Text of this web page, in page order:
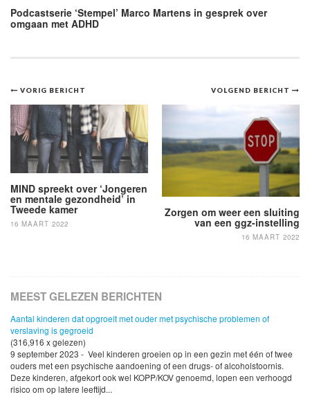
Podcastserie ‘Stempel’ Marco Martens in gesprek over
omgaan met ADHD
Bericht
navigatie
VOLGEND BERICHT
Zorgen om weer een sluiting
van een ggz-instelling
16 MAART 2022
VORIG BERICHT
MIND spreekt over ‘Jongeren
en mentale gezondheid’ in
Tweede kamer
16 MAART 2022
MEEST GELEZEN BERICHTEN
Aantal kinderen dat opgroeit met ouder met psychische problemen of
verslaving is gegroeid
(316,916 x gelezen)
9 september 2023 - Veel kinderen groeien op in een gezin met één of twee
ouders met een psychische aandoening of een drugs- of alcoholstoornis.
Deze kinderen, afgekort ook wel KOPP/KOV genoemd, lopen een verhoogd
risico om op latere leeftijd...